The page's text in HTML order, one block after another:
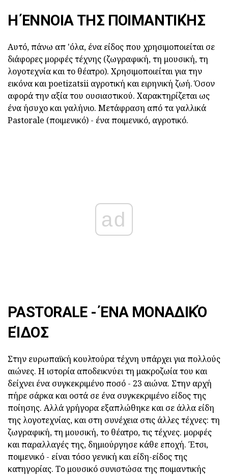
Η ΈΝΝΟΙΑ ΤΗΣ ΠΟΙΜΑΝΤΙΚΉΣ
Αυτό, πάνω απ 'όλα, ένα είδος που χρησιμοποιείται σε
διάφορες μορφές τέχνης (ζωγραφική, τη μουσική, τη
λογοτεχνία και το θέατρο). Χρησιμοποιείται για την
εικόνα και poetizatsii αγροτική και ειρηνική ζωή. Όσον
αφορά την αξία του ουσιαστικού. Χαρακτηρίζεται ως
ένα ήσυχο και γαλήνιο. Μετάφραση από τα γαλλικά
Pastorale (ποιμενικό) - ένα ποιμενικό, αγροτικό.
ad
PASTORALE - ΈΝΑ ΜΟΝΑΔΙΚΌ
ΕΊΔΟΣ
Στην ευρωπαϊκή κουλτούρα τέχνη υπάρχει για πολλούς
αιώνες. Η ιστορία αποδεικνύει τη μακροζωία του και
δείχνει ένα συγκεκριμένο ποσό - 23 αιώνα. Στην αρχή
πήρε σάρκα και οστά σε ένα συγκεκριμένο είδος της
ποίησης. Αλλά γρήγορα εξαπλώθηκε και σε άλλα είδη
της λογοτεχνίας, και στη συνέχεια στις άλλες τέχνες: τη
ζωγραφική, τη μουσική, το θέατρο, τις τέχνες. μορφές
και παραλλαγές της, δημιούργησε κάθε εποχή. Έτσι,
ποιμενικό - είναι τόσο γενική και είδη-είδος της
κατηγορίας. Το μουσικό συνιστώσα της ποιμαντικής